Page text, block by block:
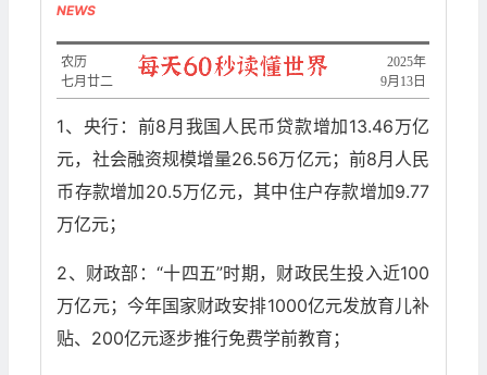
NEWS
​2025年
9月13日
农历
七月廿二
1、央行：前8月我国人民币贷款增加13.46万亿
元，社会融资规模增量26.56万亿元；前8月人民
币存款增加20.5万亿元，其中住户存款增加9.77
万亿元；
2、财政部：“十四五”时期，财政民生投入近100
万亿元；今年国家财政安排1000亿元发放育儿补
贴、200亿元逐步推行免费学前教育；